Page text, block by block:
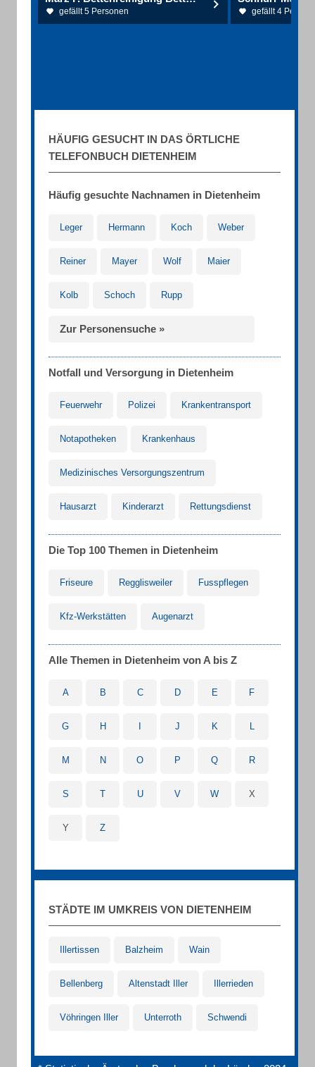
gefällt 5 Personen gefällt 4
HÄUFIG GESUCHT IN DAS ÖRTLICHE
TELEFONBUCH DIETENHEIM
Häufig gesuchte Nachnamen in Dietenheim
Leger Hermann Koch Weber
Reiner Mayer Wolf Maier
Kolb Schoch Rupp
Zur Personensuche »
Notfall und Versorgung in Dietenheim
Feuerwehr Polizei Krankentransport
Notapotheken Krankenhaus
Medizinisches Versorgungszentrum
Hausarzt Kinderarzt Rettungsdienst
Die Top 100 Themen in Dietenheim
Friseure Regglisweiler Fusspflegen
Kfz-Werkstätten Augenarzt
Alle Themen in Dietenheim von A bis Z
A B C D E F
G H J K L
M N O P Q R
S T U V W X
Y Z
STÄDTE IM UMKREIS VON DIETENHEIM
Illertissen Balzheim Wain
Bellenberg Altenstadt Iller Illerrieden
Vöhringen Iller Unterroth Schwendi